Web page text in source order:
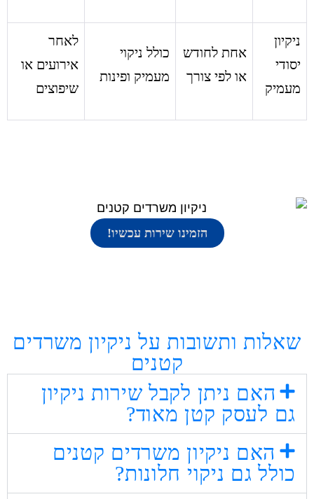
ניקיון
יסודי
מעמיק
אחת לחודש
או לפי צורך
כולל ניקוי
מעמיק ופינות
לאחר
אירועים או
שיפוצים
הזמינו שירות עכשיו!
שאלות ותשובות על ניקיון משרדים
קטנים
האם ניתן לקבל שירות ניקיון
גם לעסק קטן מאוד?
האם ניקיון משרדים קטנים
כולל גם ניקוי חלונות?